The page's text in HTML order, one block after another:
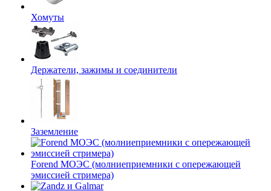
Хомуты
Держатели, зажимы и соединители
Заземление
Forend МОЭС (молниеприемники с опережающей
эмиссией стримера)